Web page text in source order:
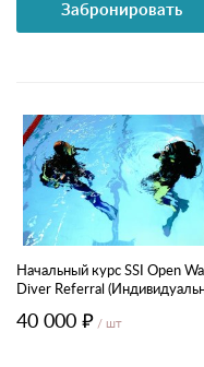
Забронировать
Начальный курс SSI Open
Diver Referral
40 000 ₽ / шт